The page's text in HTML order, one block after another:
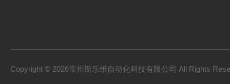
Copyright © 2026常州斯乐维自动化科技有限公司 All Rights